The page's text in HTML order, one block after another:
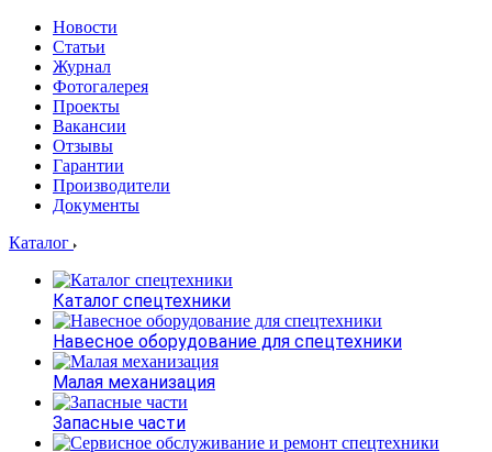
Новости
Статьи
Журнал
Фотогалерея
Проекты
Вакансии
Отзывы
Гарантии
Производители
Документы
Каталог
Каталог спецтехники
Навесное оборудование для спецтехники
Малая механизация
Запасные части